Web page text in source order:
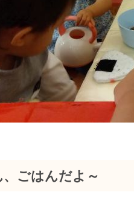
ごはんだよ～